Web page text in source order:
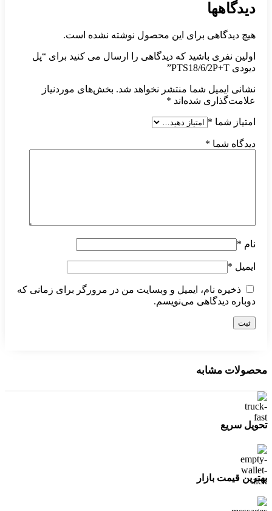
دیدگاهها
هیچ دیدگاهی برای این محصول نوشته نشده است.
اولین نفری باشید که دیدگاهی را ارسال می کنید برای “پل
دیودی PTS18/6/2P+T”
نشانی ایمیل شما منتشر نخواهد شد. بخش‌های موردنیاز
علامت‌گذاری شده‌اند *
امتیاز شما *
دیدگاه شما *
نام *
ایمیل *
ذخیره نام، ایمیل و وبسایت من در مرورگر برای زمانی که
دوباره دیدگاهی می‌نویسم.
محصولات مشابه
تحویل سریع
بهترین قیمت بازار